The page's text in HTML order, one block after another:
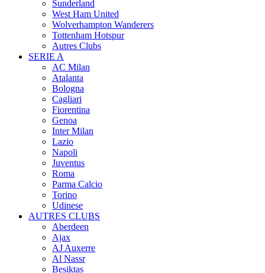
Sunderland
West Ham United
Wolverhampton Wanderers
Tottenham Hotspur
Autres Clubs
SERIE A
AC Milan
Atalanta
Bologna
Cagliari
Fiorentina
Genoa
Inter Milan
Lazio
Napoli
Juventus
Roma
Parma Calcio
Torino
Udinese
AUTRES CLUBS
Aberdeen
Ajax
AJ Auxerre
Al Nassr
Besiktas